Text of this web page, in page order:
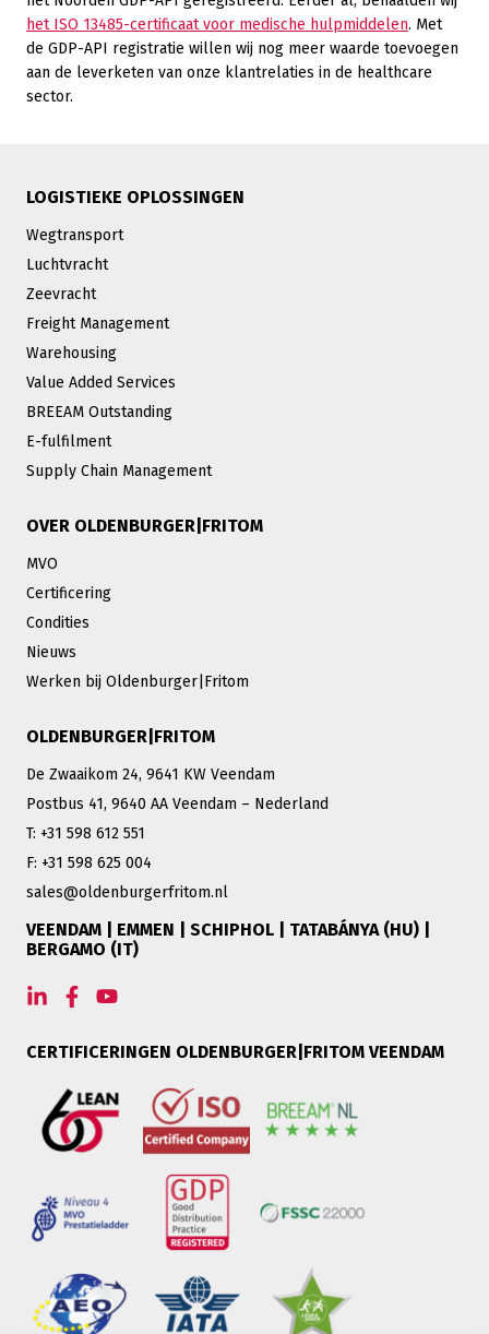
het ISO 13485-certificaat voor medische hulpmiddelen. Met
de GDP-API registratie willen wij nog meer waarde toevoegen
aan de leverketen van onze klantrelaties in de healthcare
sector.
LOGISTIEKE OPLOSSINGEN
Wegtransport
Luchtvracht
Zeevracht
Freight Management
Warehousing
Value Added Services
BREEAM Outstanding
E-fulfilment
Supply Chain Management
OVER OLDENBURGER|FRITOM
MVO
Certificering
Condities
Nieuws
Werken bij Oldenburger|Fritom
OLDENBURGER|FRITOM
De Zwaaikom 24, 9641 KW Veendam
Postbus 41, 9640 AA Veendam – Nederland
T: +31 598 612 551
F: +31 598 625 004
sales@oldenburgerfritom.nl
VEENDAM | EMMEN | SCHIPHOL | TATABÁNYA (HU) |
BERGAMO (IT)
CERTIFICERINGEN OLDENBURGER|FRITOM VEENDAM